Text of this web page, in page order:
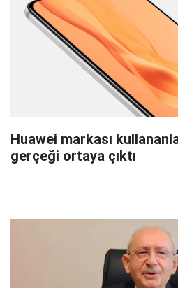
Huawei markası
gerçeği ortaya çıktı